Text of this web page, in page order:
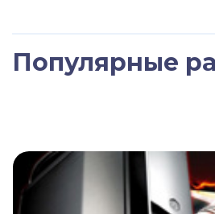
Популярные